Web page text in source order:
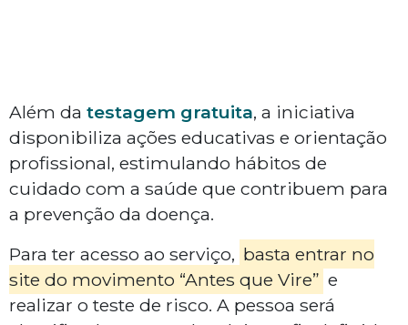
Além da testagem gratuita, a iniciativa
disponibiliza ações educativas e orientação
profissional, estimulando hábitos de
cuidado com a saúde que contribuem para
a prevenção da doença.
Para ter acesso ao serviço, basta entrar no
site do movimento “Antes que Vire” e
realizar o teste de risco. A pessoa será